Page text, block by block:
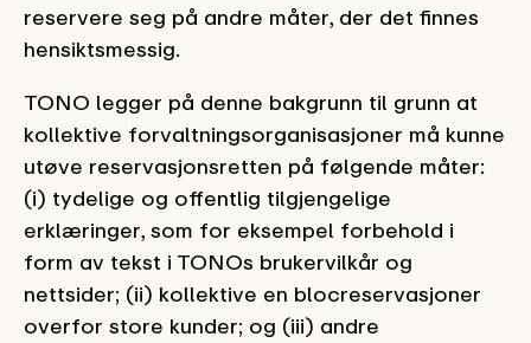
reservere seg på andre måter, der det finnes
hensiktsmessig.
TONO legger på denne bakgrunn til grunn at
kollektive forvaltningsorganisasjoner må kunne
utøve reservasjonsretten på følgende måter:
(i) tydelige og offentlig tilgjengelige
erklæringer, som for eksempel forbehold i
form av tekst i TONOs brukervilkår og
nettsider; (ii) kollektive en blocreservasjoner
overfor store kunder; og (iii) andre